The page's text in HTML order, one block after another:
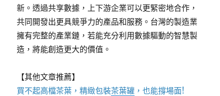
新。透過共享數據，上下游企業可以更緊密地合作，
共同開發出更具競爭力的產品和服務。台灣的製造業
擁有完整的產業鏈，若能充分利用數據驅動的智慧製
造，將能創造更大的價值。
【其他文章推薦】
買不起高檔茶葉，精緻包裝茶葉罐 ，也能撐場面!